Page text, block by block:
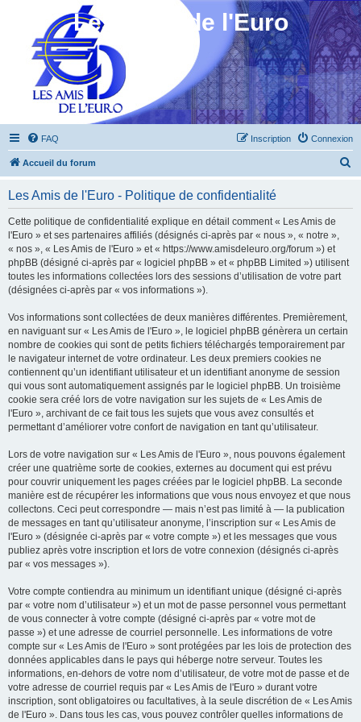
Les Amis de l'Euro
FAQ Connexion
Inscription
Accueil du forum
Les Amis de l'Euro - Politique de confidentialité
Cette politique de confidentialité explique en détail comment « Les Amis de
l'Euro » et ses partenaires affiliés (désignés ci-après par « nous », « notre »,
« nos », « Les Amis de l'Euro » et « https://www.amisdeleuro.org/forum ») et
phpBB (désigné ci-après par « logiciel phpBB » et « phpBB Limited ») utilisent
toutes les informations collectées lors des sessions d’utilisation de votre part
(désignées ci-après par « vos informations »).
Vos informations sont collectées de deux manières différentes. Premièrement,
en naviguant sur « Les Amis de l'Euro », le logiciel phpBB génèrera un certain
nombre de cookies qui sont de petits fichiers téléchargés temporairement par
le navigateur internet de votre ordinateur. Les deux premiers cookies ne
contiennent qu’un identifiant utilisateur et un identifiant anonyme de session
qui vous sont automatiquement assignés par le logiciel phpBB. Un troisième
cookie sera créé lors de votre navigation sur les sujets de « Les Amis de
l'Euro », archivant de ce fait tous les sujets que vous avez consultés et
permettant d’améliorer votre confort de navigation en tant qu’utilisateur.
Lors de votre navigation sur « Les Amis de l'Euro », nous pouvons également
créer une quatrième sorte de cookies, externes au document qui est prévu
pour couvrir uniquement les pages créées par le logiciel phpBB. La seconde
manière est de récupérer les informations que vous nous envoyez et que nous
collectons. Ceci peut correspondre — mais n’est pas limité à — la publication
de messages en tant qu’utilisateur anonyme, l’inscription sur « Les Amis de
l'Euro » (désignée ci-après par « votre compte ») et les messages que vous
publiez après votre inscription et lors de votre connexion (désignés ci-après
par « vos messages »).
Votre compte contiendra au minimum un identifiant unique (désigné ci-après
par « votre nom d’utilisateur ») et un mot de passe personnel vous permettant
de vous connecter à votre compte (désigné ci-après par « votre mot de
passe ») et une adresse de courriel personnelle. Les informations de votre
compte sur « Les Amis de l'Euro » sont protégées par les lois de protection des
données applicables dans le pays qui héberge notre serveur. Toutes les
informations, en-dehors de votre nom d’utilisateur, de votre mot de passe et de
votre adresse de courriel requis par « Les Amis de l'Euro » durant votre
inscription, sont obligatoires ou facultatives, à la seule discrétion de « Les Amis
de l'Euro ». Dans tous les cas, vous pouvez contrôler quelles informations de